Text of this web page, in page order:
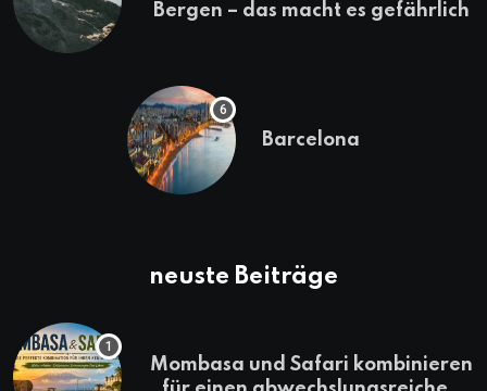
Bergen – das macht es gefährlich
Barcelona
neuste Beiträge
Mombasa und Safari kombinieren